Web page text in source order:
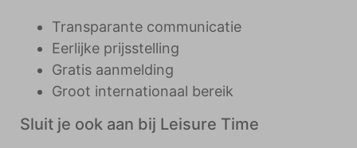
Transparante communicatie
Eerlijke prijsstelling
Gratis aanmelding
Groot internationaal bereik
Sluit je ook aan bij Leisure Time